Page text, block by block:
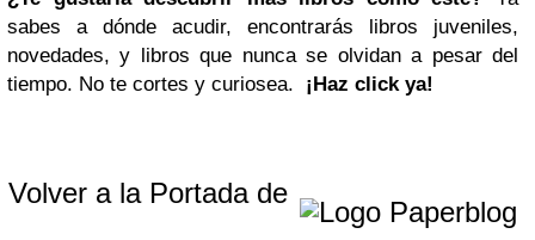
sabes a dónde acudir, encontrarás libros juveniles,
novedades, y libros que nunca se olvidan a pesar del
tiempo. No te cortes y curiosea. ¡Haz click ya!
Volver a la Portada de